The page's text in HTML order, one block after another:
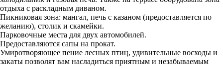
отдыха с раскладным диваном.
Пикниковая зона: мангал, печь с казаном (предоставляется по
желанию), столик и скамейки.
Парковочные места для двух автомобилей.
Предоставляются сапы на прокат.
Умиротворяющее пение лесных птиц, удивительные восходы и
закаты позволят вам насладиться приятным и незабываемым